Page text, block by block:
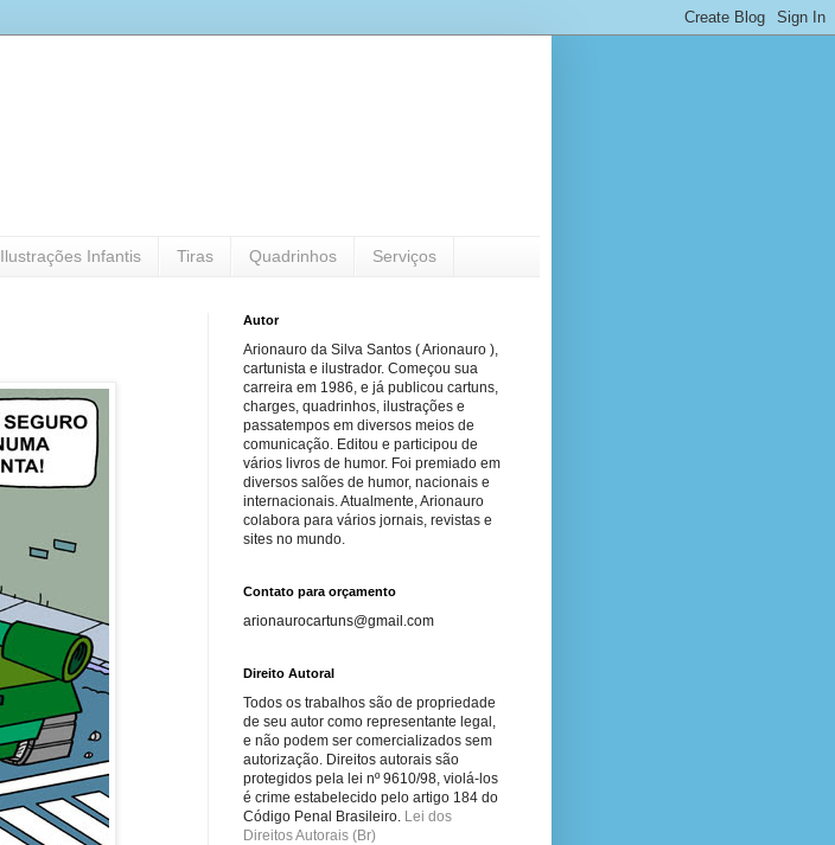
Ilustrações Infantis Tiras Quadrinhos Serviços
Autor
Arionauro da Silva Santos ( Arionauro ),
cartunista e ilustrador. Começou sua
carreira em 1986, e já publicou cartuns,
charges, quadrinhos, ilustrações e
passatempos em diversos meios de
comunicação. Editou e participou de
vários livros de humor. Foi premiado em
diversos salões de humor, nacionais e
internacionais. Atualmente, Arionauro
colabora para vários jornais, revistas e
sites no mundo.
Contato para orçamento
arionaurocartuns@gmail.com
Direito Autoral
Todos os trabalhos são de propriedade
de seu autor como representante legal,
e não podem ser comercializados sem
autorização. Direitos autorais são
protegidos pela lei nº 9610/98, violá-los
é crime estabelecido pelo artigo 184 do
Código Penal Brasileiro. Lei dos
Direitos Autorais (Br)